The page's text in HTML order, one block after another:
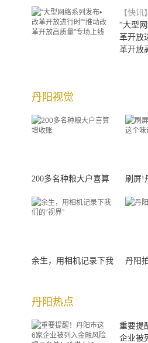
【快讯】
“大型
革开放
革开放
丹阳视觉
200多名种粮大户喜算 刷屏!
余生，用相机记录下我 丹阳
丹阳热点
重要提
企业被